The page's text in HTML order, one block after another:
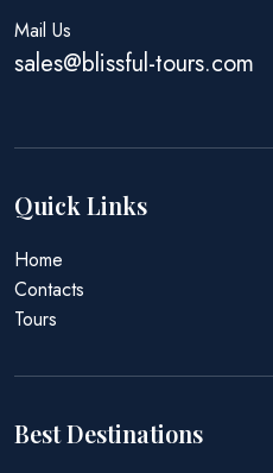
Mail Us
sales@blissful-tours.com
Quick Links
Home
Contacts
Tours
Best Destinations